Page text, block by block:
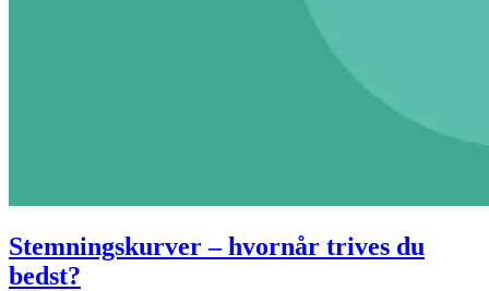
Stemningskurver – hvornår trives du
bedst?